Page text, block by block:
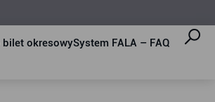
bilet okresowySystem FALA – FAQ